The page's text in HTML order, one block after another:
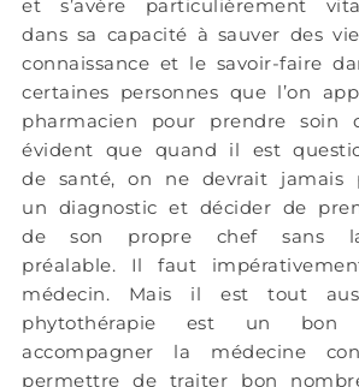
et s’avère particulièrement
dans sa capacité à sauver des
connaissance et le savoir-faire
certaines personnes que l’on
pharmacien pour prendre soin
évident que quand il est
de santé, on ne devrait jamais
un diagnostic et décider de
de son propre chef sans la
préalable. Il faut
médecin. Mais il est tout
phytothérapie est un bon
accompagner la médecine
permettre de traiter bon